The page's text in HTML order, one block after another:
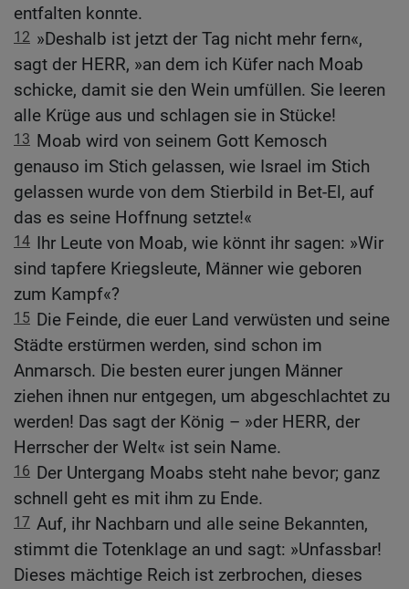
entfalten konnte.
12 »Deshalb ist jetzt der Tag nicht mehr fern«,
sagt der HERR, »an dem ich Küfer nach Moab
schicke, damit sie den Wein umfüllen. Sie leeren
alle Krüge aus und schlagen sie in Stücke!
13 Moab wird von seinem Gott Kemosch
genauso im Stich gelassen, wie Israel im Stich
gelassen wurde von dem Stierbild in Bet-El, auf
das es seine Hoffnung setzte!«
14 Ihr Leute von Moab, wie könnt ihr sagen: »Wir
sind tapfere Kriegsleute, Männer wie geboren
zum Kampf«?
15 Die Feinde, die euer Land verwüsten und seine
Städte erstürmen werden, sind schon im
Anmarsch. Die besten eurer jungen Männer
ziehen ihnen nur entgegen, um abgeschlachtet zu
werden! Das sagt der König – »der HERR, der
Herrscher der Welt« ist sein Name.
16 Der Untergang Moabs steht nahe bevor; ganz
schnell geht es mit ihm zu Ende.
17 Auf, ihr Nachbarn und alle seine Bekannten,
stimmt die Totenklage an und sagt: »Unfassbar!
Dieses mächtige Reich ist zerbrochen, dieses